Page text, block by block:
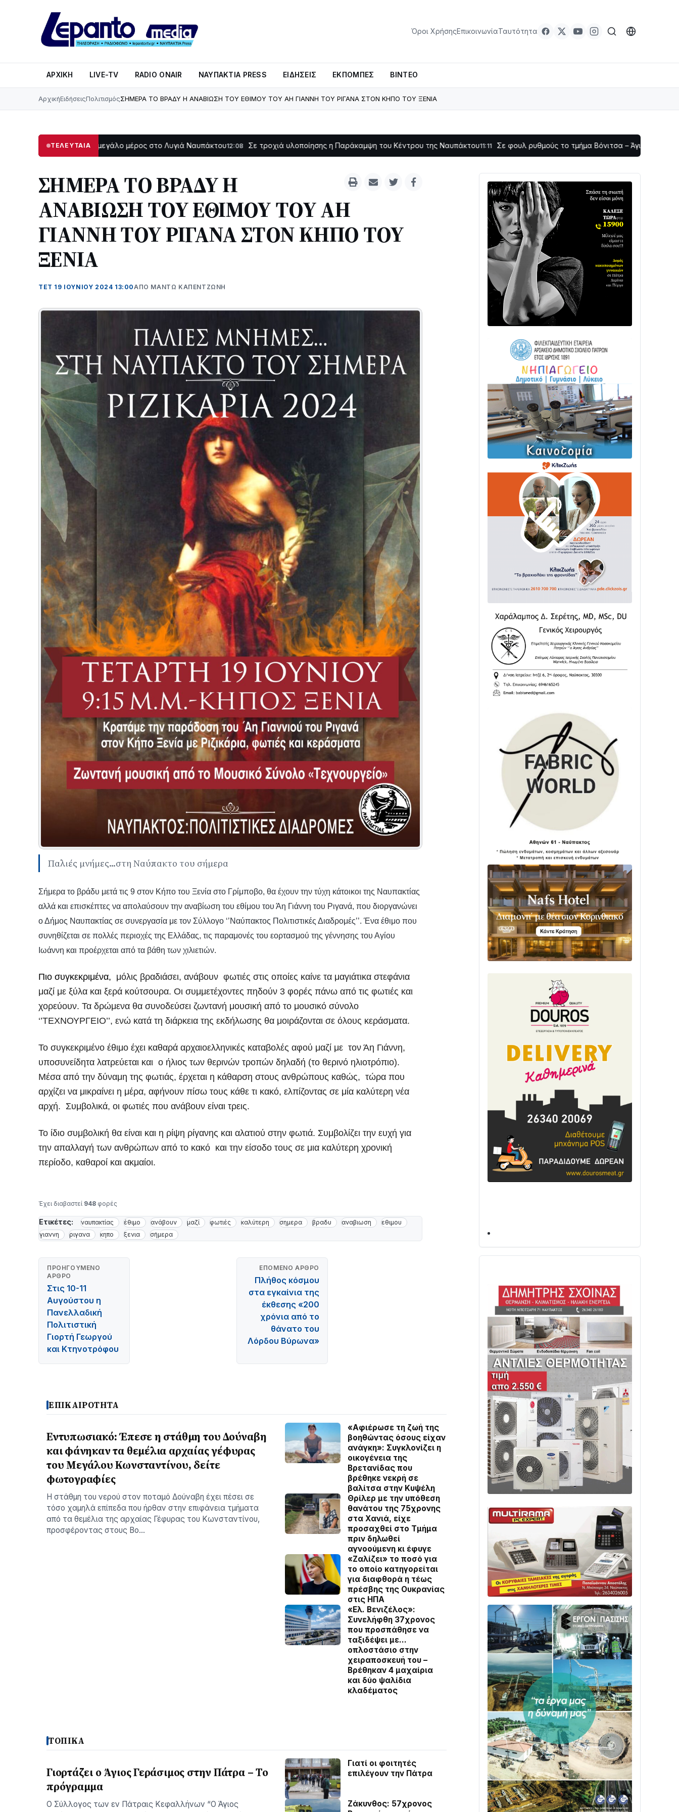
Όροι ΧρήσηςΕπικοινωνίαΤαυτότητα
ΑΡΧΙΚΉ LIVE-TV RADIO ONAIR ΝΑΥΠΑΚΤΊΑ PRESS ΕΙΔΉΣΕΙΣ ΕΚΠΟΜΠΈΣ ΒΊΝΤΕΟ
ΑρχικήΕιδήσειςΠολιτισμόςΣΗΜΕΡΑ ΤΟ ΒΡΑΔΥ Η ΑΝΑΒΙΩΣΗ ΤΟΥ ΕΘΙΜΟΥ ΤΟΥ ΑΗ ΓΙΑΝΝΗ ΤΟΥ ΡΙΓΑΝΑ ΣΤΟΝ ΚΗΠΟ ΤΟΥ ΞΕΝΙΑ
ΤΕΛΕΥΤΑΙΑ
Στο σκοτάδι μεγάλο μέρος στο Λυγιά Ναυπάκτου12:08 Σε τροχιά υλοποίησης η Παράκαμψη του Κέντρου της Ναυπάκτου11:11 Σε φουλ ρυθμούς το τμήμα Βόνιτσα – Άγιος Νικόλαος | Αυτοψία
ΣΗΜΕΡΑ ΤΟ ΒΡΑΔΥ Η
ΑΝΑΒΙΩΣΗ ΤΟΥ ΕΘΙΜΟΥ ΤΟΥ ΑΗ
ΓΙΑΝΝΗ ΤΟΥ ΡΙΓΑΝΑ ΣΤΟΝ ΚΗΠΟ ΤΟΥ
ΞΕΝΙΑ
ΤΕΤ 19 ΙΟΥΝΊΟΥ 2024 13:00ΑΠΌ ΜΑΝΤΩ ΚΑΠΕΝΤΖΩΝΗ
Παλιές μνήμες...στη Ναύπακτο του σήμερα
Σήμερα το βράδυ μετά τις 9 στον Κήπο του Ξενία στο Γρίμποβο, θα έχουν την τύχη κάτοικοι της Ναυπακτίας
αλλά και επισκέπτες να απολαύσουν την αναβίωση του εθίμου του Άη Γιάννη του Ριγανά, που διοργανώνει
ο Δήμος Ναυπακτίας σε συνεργασία με τον Σύλλογο ‘’Ναύπακτος Πολιτιστικές Διαδρομές’’. Ένα έθιμο που
συνηθίζεται σε πολλές περιοχές της Ελλάδας, τις παραμονές του εορτασμού της γέννησης του Αγίου
Ιωάννη και προέρχεται από τα βάθη των χιλιετιών.
Πιο συγκεκριμένα, μόλις βραδιάσει, ανάβουν φωτιές στις οποίες καίνε τα μαγιάτικα στεφάνια
μαζί με ξύλα και ξερά κούτσουρα. Οι συμμετέχοντες πηδούν 3 φορές πάνω από τις φωτιές και
χορεύουν. Τα δρώμενα θα συνοδεύσει ζωντανή μουσική από το μουσικό σύνολο
‘’ΤΕΧΝΟΥΡΓΕΙΟ’’, ενώ κατά τη διάρκεια της εκδήλωσης θα μοιράζονται σε όλους κεράσματα.
Το συγκεκριμένο έθιμο έχει καθαρά αρχαιοελληνικές καταβολές αφού μαζί με τον Άη Γιάννη,
υποσυνείδητα λατρεύεται και ο ήλιος των θερινών τροπών δηλαδή (το θερινό ηλιοτρόπιο).
Μέσα από την δύναμη της φωτιάς, έρχεται η κάθαρση στους ανθρώπους καθώς, τώρα που
αρχίζει να μικραίνει η μέρα, αφήνουν πίσω τους κάθε τι κακό, ελπίζοντας σε μία καλύτερη νέα
αρχή. Συμβολικά, οι φωτιές που ανάβουν είναι τρεις.
Το ίδιο συμβολική θα είναι και η ρίψη ρίγανης και αλατιού στην φωτιά. Συμβολίζει την ευχή για
την απαλλαγή των ανθρώπων από το κακό και την είσοδο τους σε μια καλύτερη χρονική
περίοδο, καθαροί και ακμαίοι.
Έχει διαβαστεί 948 φορές
Ετικέτες: ναυπακτίας έθιμο ανάβουν μαζί φωτιές καλύτερη σημερα βραδυ αναβιωση
εθιμου
γιαννη
ριγανα κηπο ξενια σήμερα
ΠΡΟΗΓΟΎΜΕΝΟ
ΆΡΘΡΟ
Στις 10-11
Αυγούστου η
Πανελλαδική
Πολιτιστική
Γιορτή Γεωργού
και Κτηνοτρόφου
ΕΠΌΜΕΝΟ ΆΡΘΡΟ
Πλήθος κόσμου
στα εγκαίνια της
έκθεσης «200
χρόνια από το
θάνατο του
Λόρδου Βύρωνα»
ΕΠΙΚΑΙΡΟΤΗΤΑ
Εντυπωσιακό: Έπεσε η στάθμη του Δούναβη
και φάνηκαν τα θεμέλια αρχαίας γέφυρας
του Μεγάλου Κωνσταντίνου, δείτε
φωτογραφίες
Η στάθμη του νερού στον ποταμό Δούναβη έχει πέσει σε
τόσο χαμηλά επίπεδα που ήρθαν στην επιφάνεια τμήματα
από τα θεμέλια της αρχαίας Γέφυρας του Κωνσταντίνου,
προσφέροντας στους Βο…
«Αφιέρωσε τη ζωή της
βοηθώντας όσους είχαν
ανάγκη»: Συγκλονίζει η
οικογένεια της
Βρετανίδας που
βρέθηκε νεκρή σε
βαλίτσα στην Κυψέλη
Θρίλερ με την υπόθεση
θανάτου της 75χρονης
στα Χανιά, είχε
προσαχθεί στο Τμήμα
πριν δηλωθεί
αγνοούμενη κι έφυγε
«Ζαλίζει» το ποσό για
το οποίο κατηγορείται
για διαφθορά η τέως
πρέσβης της Ουκρανίας
στις ΗΠΑ
«Ελ. Βενιζέλος»:
Συνελήφθη 37χρονος
που προσπάθησε να
ταξιδέψει με…
οπλοστάσιο στην
χειραποσκευή του –
Βρέθηκαν 4 μαχαίρια
και δύο ψαλίδια
κλαδέματος
ΤΟΠΙΚΑ
Γιορτάζει ο Άγιος Γεράσιμος στην Πάτρα – Το
πρόγραμμα
Ο Σύλλογος των εν Πάτραις Κεφαλλήνων “Ο Άγιος
Γιατί οι φοιτητές
επιλέγουν την Πάτρα
Ζάκυνθος: 57χρονος